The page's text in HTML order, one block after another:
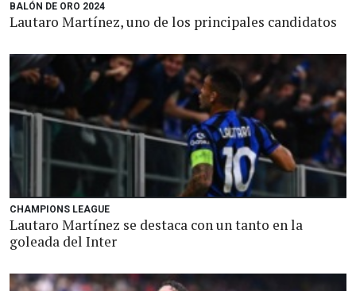
BALÓN DE ORO 2024
Lautaro Martínez, uno de los principales candidatos
CHAMPIONS LEAGUE
Lautaro Martínez se destaca con un tanto en la
goleada del Inter